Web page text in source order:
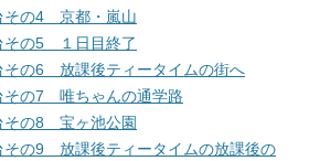
その4 京都・嵐山
その5 １日目終了
その6 放課後ティータイムの街へ
その7 唯ちゃんの通学路
その8 宝ヶ池公園
その9 放課後ティータイムの放課後の